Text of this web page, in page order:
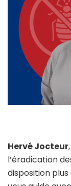
Hervé Jocteur
l’éradication
disposition